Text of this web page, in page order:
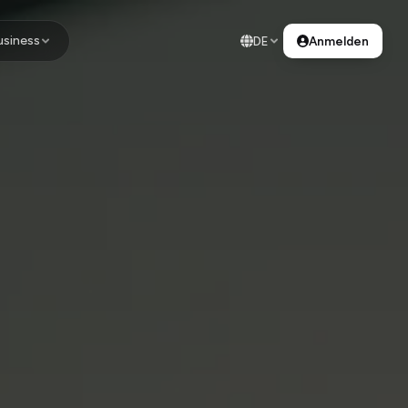
DE Anmelden